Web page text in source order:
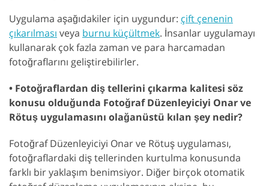
Uygulama aşağıdakiler için uygundur: çift çenenin
çıkarılması veya burnu küçültmek. İnsanlar uygulamayı
kullanarak çok fazla zaman ve para harcamadan
fotoğraflarını geliştirebilirler.
• Fotoğraflardan diş tellerini çıkarma kalitesi söz
konusu olduğunda Fotoğraf Düzenleyiciyi Onar ve
Rötuş uygulamasını olağanüstü kılan şey nedir?
Fotoğraf Düzenleyiciyi Onar ve Rötuş uygulaması,
fotoğraflardaki diş tellerinden kurtulma konusunda
farklı bir yaklaşım benimsiyor. Diğer birçok otomatik